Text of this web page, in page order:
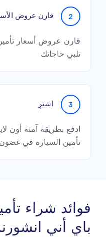
2 قارن عروض
قارن عروض أسعار
تلبي حاجاتك
3 اشترِ
ادفع بطريقة آمنة أون
تأمين السيارة في
فوائد شراء
باي أني